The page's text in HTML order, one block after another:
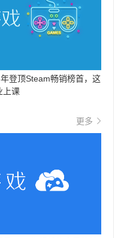
登顶Steam畅销榜首，这
上课
更多